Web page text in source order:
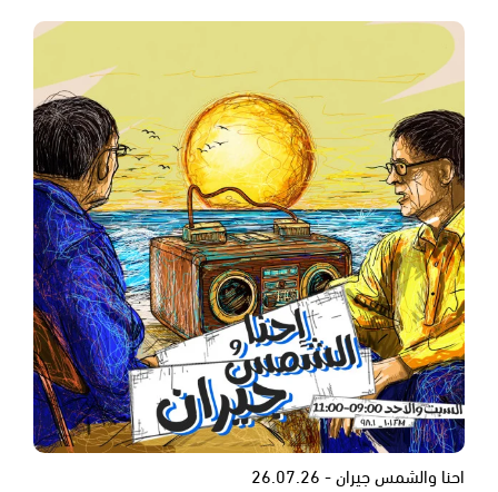
احنا والشمس جيران - 26.07.26